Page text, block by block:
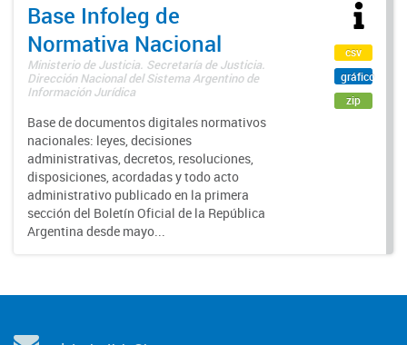
Base Infoleg de
Normativa Nacional
Ministerio de Justicia. Secretaría de Justicia.
Dirección Nacional del Sistema Argentino de
Información Jurídica
Base de documentos digitales normativos
nacionales: leyes, decisiones
administrativas, decretos, resoluciones,
disposiciones, acordadas y todo acto
administrativo publicado en la primera
sección del Boletín Oficial de la República
Argentina desde mayo...
csv
gráfico
zip